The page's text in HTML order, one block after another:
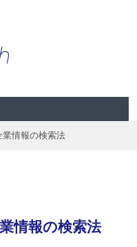
情報の検索法
情報の検索法